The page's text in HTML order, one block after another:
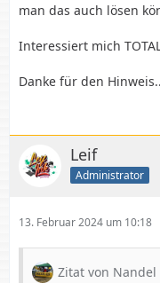
man das auch lösen
Interessiert mich
Danke für den Hinweis..
Leif
Administrator
13. Februar 2024 um 10:18
Zitat von Nandel